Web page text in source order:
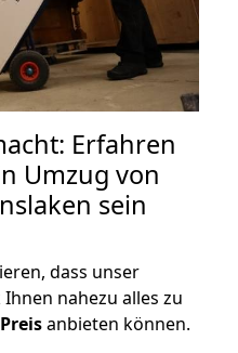
Erfahren
Umzug von
sein
dass unser
nahezu alles zu
Preisanbieten können.